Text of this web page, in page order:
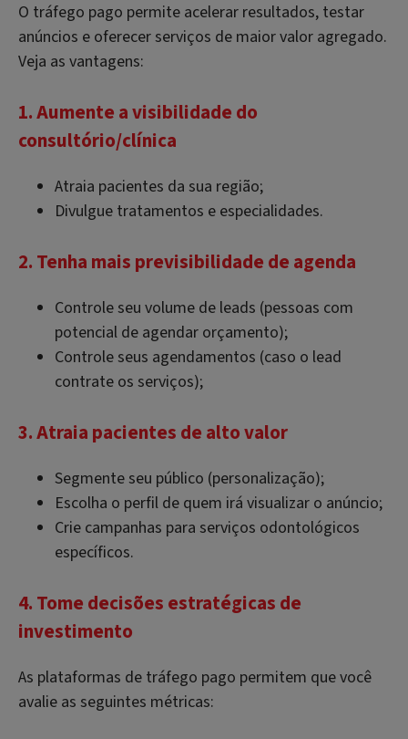
O tráfego pago permite acelerar resultados, testar
anúncios e oferecer serviços de maior valor agregado.
Veja as vantagens:
1. Aumente a visibilidade do
consultório/clínica
Atraia pacientes da sua região;
Divulgue tratamentos e especialidades.
2. Tenha mais previsibilidade de agenda
Controle seu volume de leads (pessoas com
potencial de agendar orçamento);
Controle seus agendamentos (caso o lead
contrate os serviços);
3. Atraia pacientes de alto valor
Segmente seu público (personalização);
Escolha o perfil de quem irá visualizar o anúncio;
Crie campanhas para serviços odontológicos
específicos.
4. Tome decisões estratégicas de
investimento
As plataformas de tráfego pago permitem que você
avalie as seguintes métricas: